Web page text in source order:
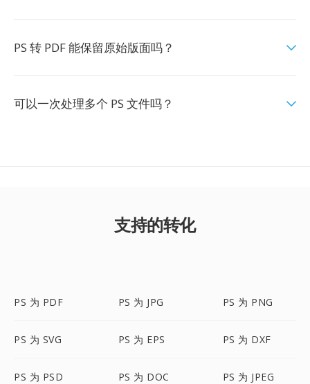
PS 转 PDF 能保留原始版面吗？
可以一次处理多个 PS 文件吗？
支持的转化
PS 为 PDF PS 为 JPG PS 为 PNG
PS 为 SVG PS 为 EPS PS 为 DXF
PS 为 PSD PS 为 DOC PS 为 JPEG